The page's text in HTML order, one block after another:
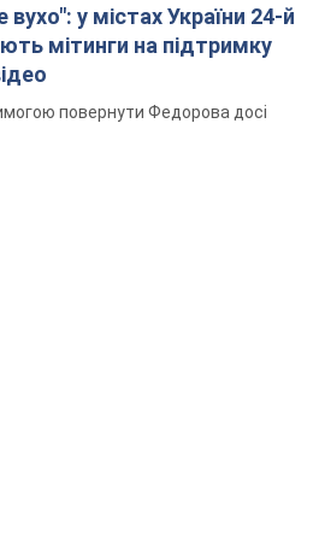
у містах України 24-й
мітинги на підтримку
повернути Федорова досі